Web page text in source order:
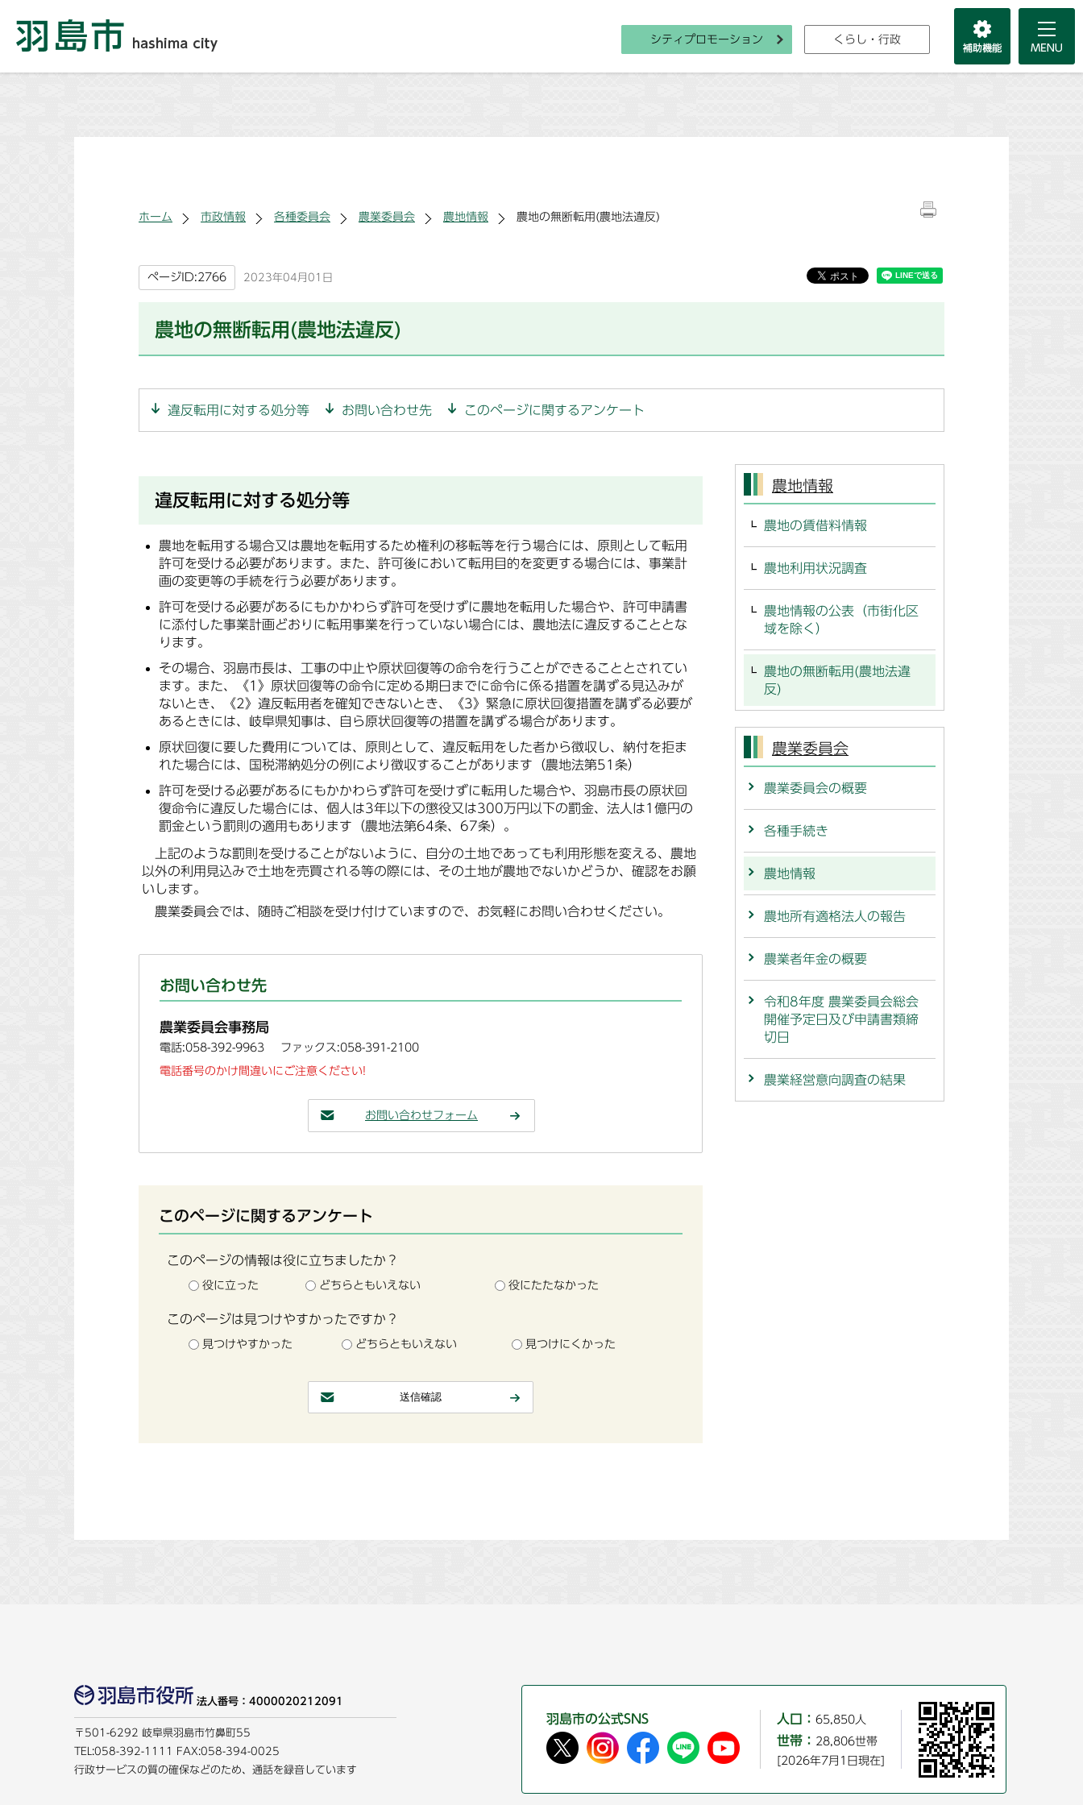
シティプロモーション くらし・行政
ホーム 市政情報 各種委員会 農業委員会 農地情報 農地の無断転用(農地法違反)
ページID:2766 2023年04月01日
農地の無断転用(農地法違反)
違反転用に対する処分等 お問い合わせ先 このページに関するアンケート
違反転用に対する処分等
農地を転用する場合又は農地を転用するため権利の移転等を行う場合には、原則として転用
許可を受ける必要があります。また、許可後において転用目的を変更する場合には、事業計
画の変更等の手続を行う必要があります。
許可を受ける必要があるにもかかわらず許可を受けずに農地を転用した場合や、許可申請書
に添付した事業計画どおりに転用事業を行っていない場合には、農地法に違反することとな
ります。
その場合、羽島市長は、工事の中止や原状回復等の命令を行うことができることとされてい
ます。また、《1》原状回復等の命令に定める期日までに命令に係る措置を講ずる見込みが
ないとき、《2》違反転用者を確知できないとき、《3》緊急に原状回復措置を講ずる必要が
あるときには、岐阜県知事は、自ら原状回復等の措置を講ずる場合があります。
原状回復に要した費用については、原則として、違反転用をした者から徴収し、納付を拒ま
れた場合には、国税滞納処分の例により徴収することがあります（農地法第51条）
許可を受ける必要があるにもかかわらず許可を受けずに転用した場合や、羽島市長の原状回
復命令に違反した場合には、個人は3年以下の懲役又は300万円以下の罰金、法人は1億円の
罰金という罰則の適用もあります（農地法第64条、67条）。
上記のような罰則を受けることがないように、自分の土地であっても利用形態を変える、農地
以外の利用見込みで土地を売買される等の際には、その土地が農地でないかどうか、確認をお願
いします。
農業委員会では、随時ご相談を受け付けていますので、お気軽にお問い合わせください。
お問い合わせ先
農業委員会事務局
電話:058-392-9963 ファックス:058-391-2100
電話番号のかけ間違いにご注意ください!
お問い合わせフォーム
このページに関するアンケート
このページの情報は役に立ちましたか？
役に立った どちらともいえない 役にたたなかった
このページは見つけやすかったですか？
見つけやすかった どちらともいえない 見つけにくかった
農地情報
農地の賃借料情報
農地利用状況調査
農地情報の公表（市街化区
域を除く）
農地の無断転用(農地法違
反)
農業委員会
農業委員会の概要
各種手続き
農地情報
農地所有適格法人の報告
農業者年金の概要
令和8年度 農業委員会総会
開催予定日及び申請書類締
切日
農業経営意向調査の結果
法人番号：4000020212091
〒501-6292 岐阜県羽島市竹鼻町55
TEL:058-392-1111
FAX:058-394-0025
行政サービスの質の確保などのため、通話を録音しています
羽島市の公式SNS 人口： 65,850人
世帯： 28,806世帯
[2026年7月1日現在]